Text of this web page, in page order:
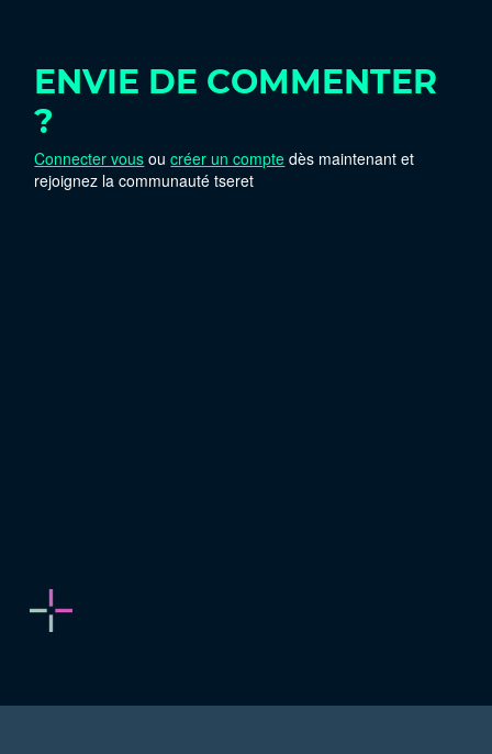
ENVIE DE COMMENTER
?
Connecter vous oucréer un compte dès maintenant et
rejoignez la communauté tseret